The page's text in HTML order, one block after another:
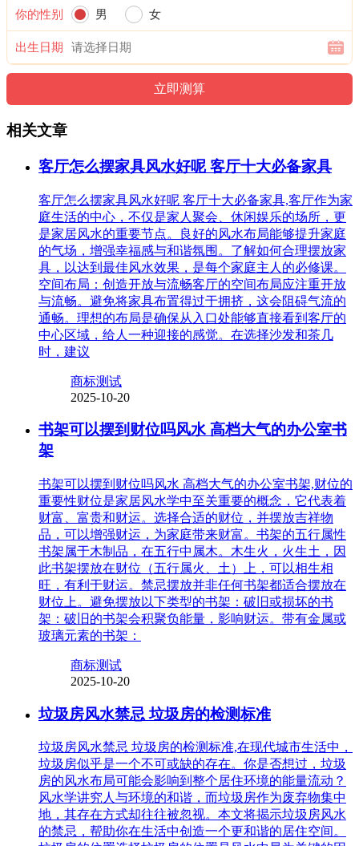
你的性别 男 女
出生日期
相关文章
客厅怎么摆家具风水好呢 客厅十大必备家具
客厅怎么摆家具风水好呢 客厅十大必备家具,客厅作为家
庭生活的中心，不仅是家人聚会、休闲娱乐的场所，更
是家居风水的重要节点。良好的风水布局能够提升家庭
的气场，增强幸福感与和谐氛围。了解如何合理摆放家
具，以达到最佳风水效果，是每个家庭主人的必修课。
空间布局：创造开放与流畅客厅的空间布局应注重开放
与流畅。避免将家具布置得过于拥挤，这会阻碍气流的
通畅。理想的布局是确保从入口处能够直接看到客厅的
中心区域，给人一种迎接的感觉。在选择沙发和茶几
时，建议
商标测试
2025-10-20
书架可以摆到财位吗风水 高档大气的办公室书
架
书架可以摆到财位吗风水 高档大气的办公室书架,财位的
重要性财位是家居风水学中至关重要的概念，它代表着
财富、富贵和财运。选择合适的财位，并摆放吉祥物
品，可以增强财运，为家庭带来财富。书架的五行属性
书架属于木制品，在五行中属木。木生火，火生土，因
此书架摆放在财位（五行属火、土）上，可以相生相
旺，有利于财运。禁忌摆放并非任何书架都适合摆放在
财位上。避免摆放以下类型的书架：破旧或损坏的书
架：破旧的书架会积聚负能量，影响财运。带有金属或
玻璃元素的书架：
商标测试
2025-10-20
垃圾房风水禁忌 垃圾房的检测标准
垃圾房风水禁忌 垃圾房的检测标准,在现代城市生活中，
垃圾房似乎是一个不可或缺的存在。你是否想过，垃圾
房的风水布局可能会影响到整个居住环境的能量流动？
风水学讲究人与环境的和谐，而垃圾房作为废弃物集中
地，其存在方式却往往被忽视。本文将揭示垃圾房风水
的禁忌，帮助你在生活中创造一个更和谐的居住空间。